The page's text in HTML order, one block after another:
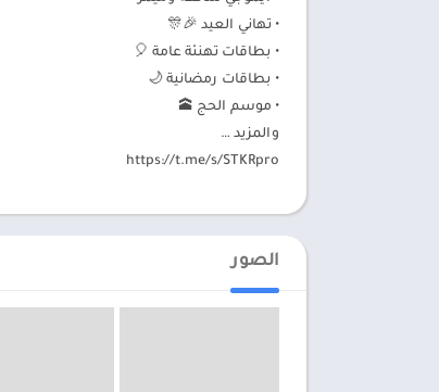
• تهاني العيد 🎉🎊
• بطاقات تهنئة عامة 🎈
• بطاقات رمضانية 🌙
• موسم الحج 🕋
والمزيد …
https://t.me/s/STKRpro
الصور